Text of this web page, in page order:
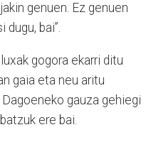
genuen. Ez genuen
bai”.
gogora ekarri ditu
gaia eta neu aritu
gauza gehiegi
ere bai.